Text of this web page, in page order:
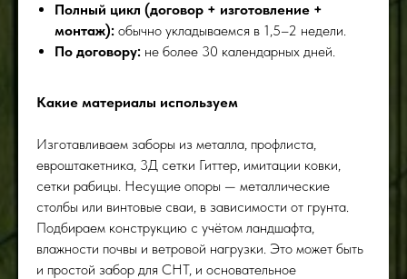
Полный цикл (договор + изготовление +
монтаж): обычно укладываемся в 1,5–2 недели.
По договору: не более 30 календарных дней.
Какие материалы используем
Изготавливаем заборы из металла, профлиста,
евроштакетника, 3Д сетки Гиттер, имитации ковки,
сетки рабицы. Несущие опоры — металлические
столбы или винтовые сваи, в зависимости от грунта.
Подбираем конструкцию с учётом ландшафта,
влажности почвы и ветровой нагрузки. Это может быть
и простой забор для СНТ, и основательное